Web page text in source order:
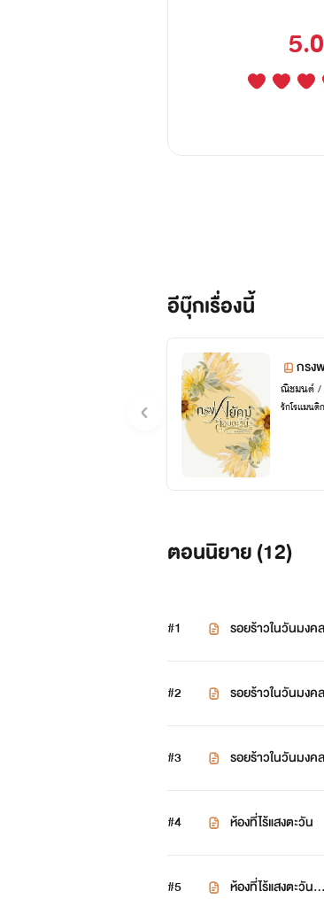
5.0
อีบุ๊กเรื่องนี้
กรง
ญ
ณิชมนต์ /
รักโรแมนติก
ตอนนิยาย (12)
#1 รอยร้าวในวันมงคล
#2 รอยร้าวในวันมงค
#3 รอยร้าวในวันมงค
#4 ห้องที่ไร้แสงตะวัน
#5 ห้องที่ไร้แสงตะวัน